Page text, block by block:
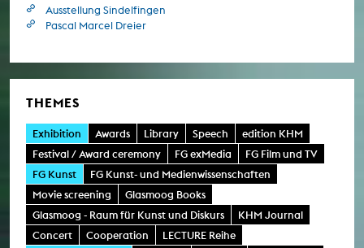
Ausstellung Sindelfingen
Pascal Marcel Dreier
THEMES
Exhibition Awards Library Speech
edition KHM
Festival / Award ceremony
FG exMedia
FG Film und TV
FG Kunst
FG Kunst- und Medienwissenschaften
Movie screening
Glasmoog Books
Glasmoog - Raum für Kunst und Diskurs
KHM Journal
Concert
Cooperation
LECTURE Reihe